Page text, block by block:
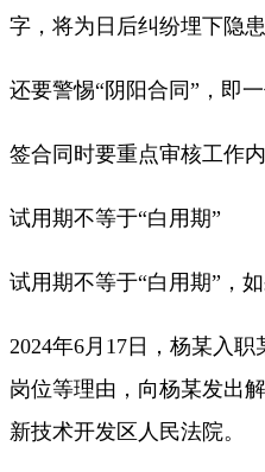
字，将为日后纠纷埋下隐患
还要警惕“阴阳合同”，即
签合同时要重点审核工作
试用期不等于“白用期”
试用期不等于“白用期”，
2024年6月17日，杨某入
岗位等理由，向杨某发出
新技术开发区人民法院。